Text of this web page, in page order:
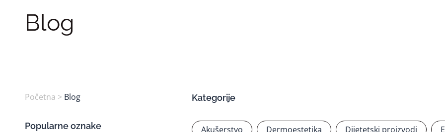
Blog
Početna > Blog
Popularne oznake
Kategorije
Akušerstvo Dermoestetika Dijetetski proizvodi